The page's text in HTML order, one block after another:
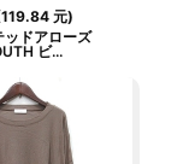
119.84 元)
ッドアローズ
ビ...